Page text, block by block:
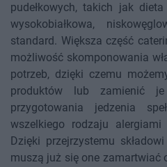
pudełkowych, takich jak
wysokobiałkowa,
standard. Większa część
możliwość skomponowania
potrzeb, dzięki czemu
produktów lub zamienić
przygotowania jedzenia
wszelkiego rodzaju
Dzięki przejrzystemu
muszą już się one zamartwiać